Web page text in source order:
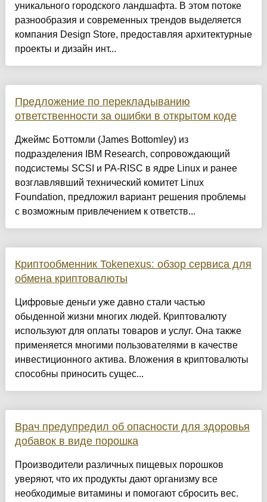
уникального городского ландшафта. В этом потоке
разнообразия и современных трендов выделяется
компания Design Store, предоставляя архитектурные
проекты и дизайн инт...
Предложение по перекладыванию
ответственности за ошибки в открытом коде
Джеймс Боттомли (James Bottomley) из
подразделения IBM Research, сопровождающий
подсистемы SCSI и PA-RISC в ядре Linux и ранее
возглавлявший технический комитет Linux
Foundation, предложил вариант решения проблемы
с возможным привлечением к ответств...
Криптообменник Tokenexus: обзор сервиса для
обмена криптовалюты
Цифровые деньги уже давно стали частью
обыденной жизни многих людей. Криптовалюту
используют для оплаты товаров и услуг. Она также
применяется многими пользователями в качестве
инвестиционного актива. Вложения в криптовалюты
способны приносить сущес...
Врач предупредил об опасности для здоровья
добавок в виде порошка
Производители различных пищевых порошков
уверяют, что их продукты дают организму все
необходимые витамины и помогают сбросить вес.